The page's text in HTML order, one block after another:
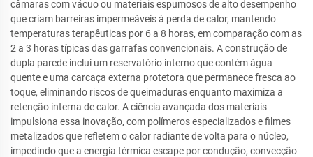
câmaras com vácuo ou materiais espumosos de alto desempenho
que criam barreiras impermeáveis à perda de calor, mantendo
temperaturas terapêuticas por 6 a 8 horas, em comparação com as
2 a 3 horas típicas das garrafas convencionais. A construção de
dupla parede inclui um reservatório interno que contém água
quente e uma carcaça externa protetora que permanece fresca ao
toque, eliminando riscos de queimaduras enquanto maximiza a
retenção interna de calor. A ciência avançada dos materiais
impulsiona essa inovação, com polímeros especializados e filmes
metalizados que refletem o calor radiante de volta para o núcleo,
impedindo que a energia térmica escape por condução, convecção